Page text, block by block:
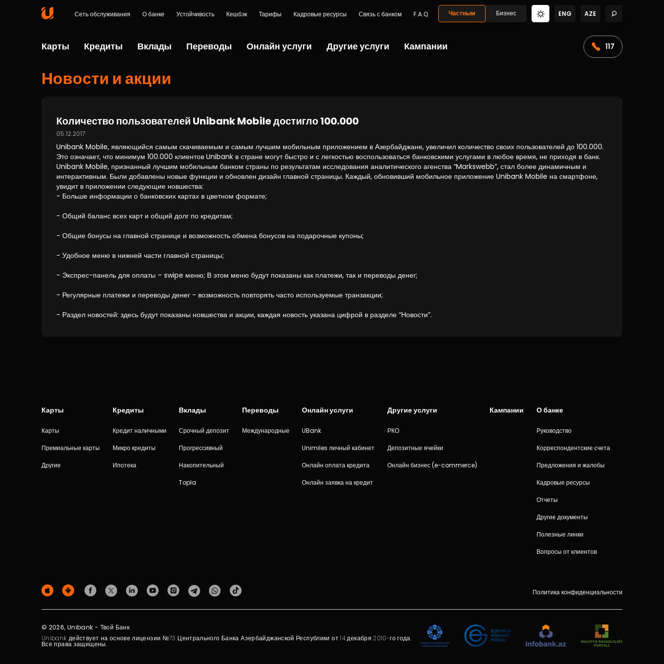
Сеть обслуживания О банке Устойчивость Кешбэк Тарифы Кадровые ресурсы Связь с банком F.A.Q Частным Бизнес ENG AZE
Карты Кредиты Вклады Переводы Онлайн услуги Другие услуги Кампании 117
Новости и акции
Количество пользователей Unibank Mobile достигло 100.000
05.12.2017
Unibank Mobile, являющийся самым скачиваемым и самым лучшим мобильным приложением в Азербайджане, увеличил количество своих пользователей до 100.000.
Это означает, что минимум 100.000 клиентов Unibank в стране могут быстро и с легкостью воспользоваться банковскими услугами в любое время, не приходя в банк.
Unibank Mobile, признанный лучшим мобильным банком страны по результатам исследования аналитического агенства “Markswebb”, стал более динамичным и
интерактивным. Были добавлены новые функции и обновлен дизайн главной страницы. Каждый, обновивший мобильное приложение Unibank Mobile на смартфоне,
увидит в приложении следующие новшества:
- Больше информации о банковских картах в цветном формате;
- Общий баланс всех карт и общий долг по кредитам;
- Общие бонусы на главной странице и возможность обмена бонусов на подарочные купоны;
- Удобное меню в нижней части главной страницы;
- Экспрес-панель для оплаты – swipe меню; В этом меню будут показаны как платежи, так и переводы денег;
- Регулярные платежи и переводы денег - возможность повторять часто используемые транзакции;
- Раздел новостей: здесь будут показаны новшества и акции, каждая новость указана цифрой в разделе “Новости”.
Карты
Карты
Премиальные карты
Другие
Кредиты
Кредит наличными
Микро кредиты
Ипотека
Вклады
Срочный депозит
Прогрессивный
Накопительный
Topla
Переводы
Международные
Онлайн услуги
UBank
Unimiles личный кабинет
Онлайн оплата кредита
Онлайн заявка на кредит
Другие услуги
РКО
Депозитные ячейки
Онлайн бизнес (e-commerce)
Кампании О банке
Руководство
Корреспондентские счета
Предложения и жалобы
Кадровые ресурсы
Отчеты
Другие документы
Полезные линки
Вопросы от клиентов
Политика конфиденциальности
© 2026, Unibank - Твой Банк
Unibank действует на основе лицензии №73 Центрального Банка Азербайджанской Республики от 14 декабря 2010-го года.
Все права защищены.